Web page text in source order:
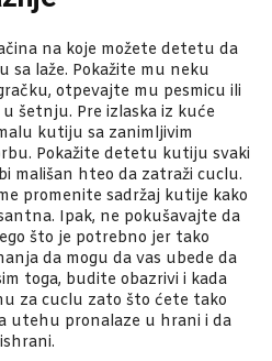
na koje možete detetu da
sa laže. Pokažite mu neku
otpevajte mu pesmicu ili
šetnju. Pre izlaska iz kuće
kutiju sa zanimljivim
Pokažite detetu kutiju svaki
mališan hteo da zatraži cuclu.
promenite sadržaj kutije kako
Ipak, ne pokušavajte da
što je potrebno jer tako
da mogu da vas ubede da
toga, budite obazrivi i kada
za cuclu zato što ćete tako
utehu pronalaze u hrani i da